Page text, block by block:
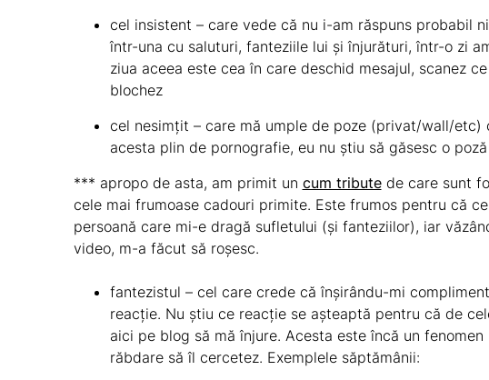
cel insistent – care vede că nu i-am răspuns probabil
într-una cu saluturi, fanteziile lui și înjurături, într-o zi
ziua aceea este cea în care deschid mesajul, scanez
blochez
cel nesimțit – care mă umple de poze (privat/wall/
acesta plin de pornografie, eu nu știu să găsesc o
*** apropo de asta, am primit un cum tributede care sunt
cele mai frumoase cadouri primite. Este frumos pentru că
persoană care mi-e dragă sufletului (și fanteziilor), iar
video, m-a făcut să roșesc.
fantezistul – cel care crede că înșirându-mi
reacție. Nu știu ce reacție se așteaptă pentru că de
aici pe blog să mă înjure. Acesta este încă un
răbdare să îl cercetez. Exemplele săptămânii: